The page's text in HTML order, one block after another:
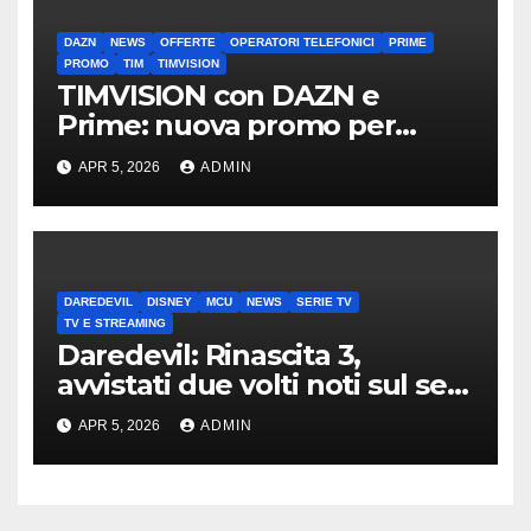
DAZN NEWS OFFERTE OPERATORI TELEFONICI
PRIME
PROMO
TIM TIMVISION
TIMVISION con DAZN e
Prime: nuova promo per
clienti TIM
APR 5, 2026 ADMIN
DAREDEVIL DISNEY MCU NEWS
SERIE TV
TV E STREAMING
Daredevil: Rinascita 3,
avvistati due volti noti sul set
di New York
APR 5, 2026 ADMIN